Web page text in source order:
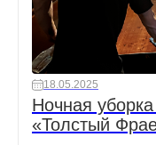
18.05.2025
Ночная
«Толстый